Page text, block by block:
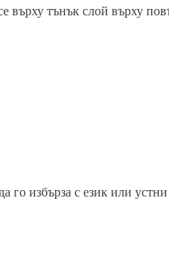
върху тънък слой върху
го избърза с език или